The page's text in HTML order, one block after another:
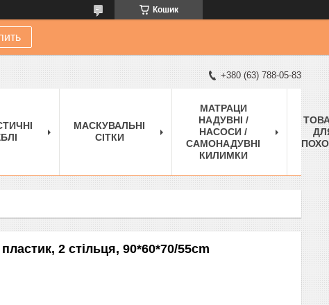
Кошик
+380 (63) 788-05-83
МАСКУВАЛЬНІ
СІТКИ
МАТРАЦИ
НАДУВНІ /
НАСОСИ /
САМОНАДУВНІ
КИЛИМКИ
2 стільця, 90*60*70/55cm